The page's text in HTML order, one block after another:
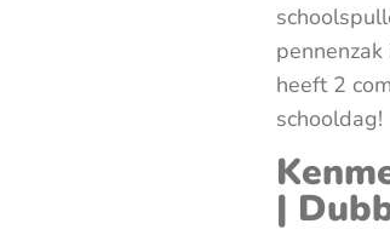
heeft 2
schooldag!
|